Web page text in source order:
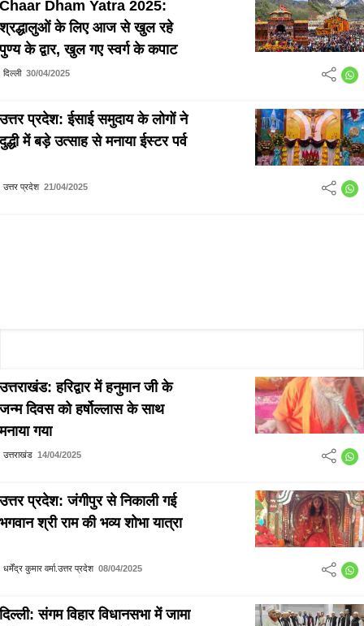
Chaar Dham Yatra 2025:
श्रद्धालुओं के लिए आज से खुल रहे
पुण्य के द्वार, खुल गए स्वर्ग के कपाट
दिल्ली 30/04/2025
उत्तर प्रदेश: ईसाई समुदाय के लोगों ने
दुद्धी में बड़े उत्साह से मनाया ईस्टर पर्व
उत्तर प्रदेश 21/04/2025
उत्तराखंड: हरिद्वार में हनुमान जी के
जन्म दिवस को हर्षोल्लास के साथ
मनाया गया
उत्तराखंड 14/04/2025
उत्तर प्रदेश: जंगीपुर से निकाली गई
भगवान श्री राम की भव्य शोभा यात्रा
धर्मेंद्र कुमार वर्मा.उत्तर प्रदेश 08/04/2025
दिल्ली: संगम विहार विधानसभा में जामा